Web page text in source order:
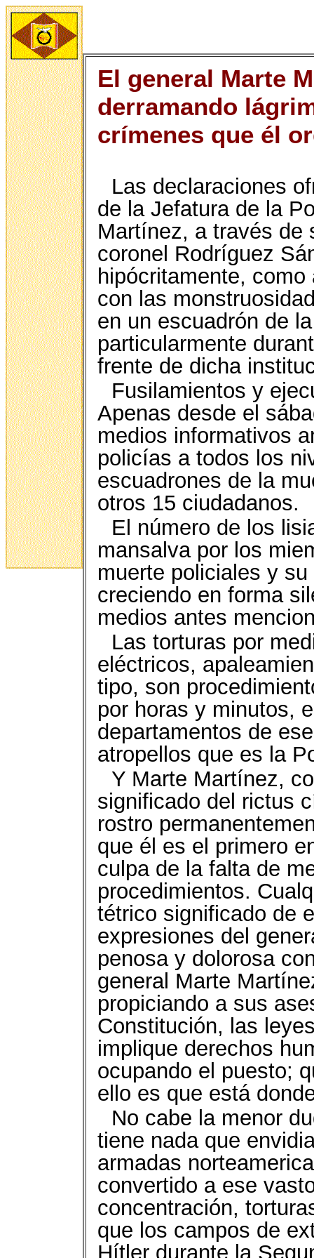
El general Marte
derramando
crímenes que él
Las declaraciones
de la Jefatura de la
Martínez, a través de
coronel Rodríguez
hipócritamente,
con las
en un escuadrón de
particularmente
frente de dicha
Fusilamientos y
Apenas desde el
medios informativos
policías a todos los
escuadrones de la
otros 15 ciudadanos.
El número de los
mansalva por los
muerte policiales y
creciendo en forma
medios antes
Las torturas por
eléctricos,
tipo, son
por horas y minutos,
departamentos de
atropellos que es la
Y Marte Martínez,
significado del rictus
rostro
que él es el primero
culpa de la falta de
procedimientos.
tétrico significado de
expresiones del
penosa y dolorosa
general Marte
propiciando a sus
Constitución, las
implique derechos
ocupando el puesto;
ello es que está
No cabe la menor
tiene nada que
armadas
convertido a ese
concentración,
que los campos de
Hítler durante la